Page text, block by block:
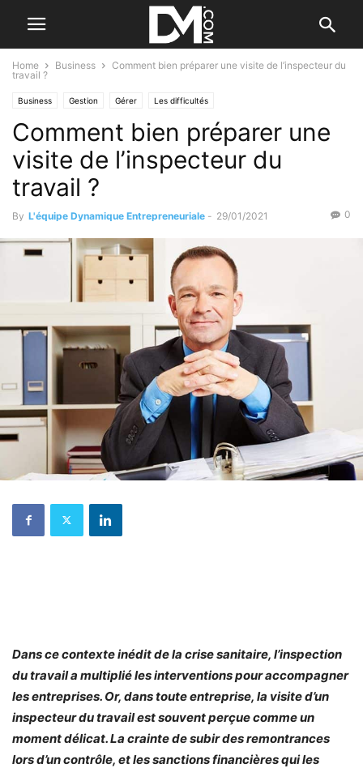
Home Business
Comment bien préparer une visite de l’inspecteur du
travail ?
Business Gestion Gérer Les difficultés
Comment bien préparer une
visite de l’inspecteur du
travail ?
By L'équipe Dynamique Entrepreneuriale - 29/01/2021 0
Dans ce contexte inédit de la crise sanitaire, l’inspection
du travail a multiplié les interventions pour accompagner
les entreprises. Or, dans toute entreprise, la visite d’un
inspecteur du travail est souvent perçue comme un
moment délicat. La crainte de subir des remontrances
lors d’un contrôle, et les sanctions financières qui les